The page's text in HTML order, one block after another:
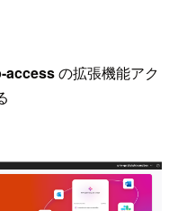
accessの拡張機能アク